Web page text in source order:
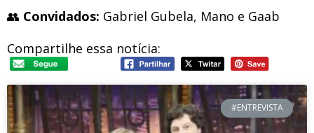
👥 Convidados: Gabriel Gubela, Mano e Gaab
Compartilhe essa notícia:
#ENTREVISTA